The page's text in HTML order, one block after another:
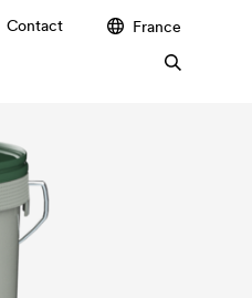
Contact France